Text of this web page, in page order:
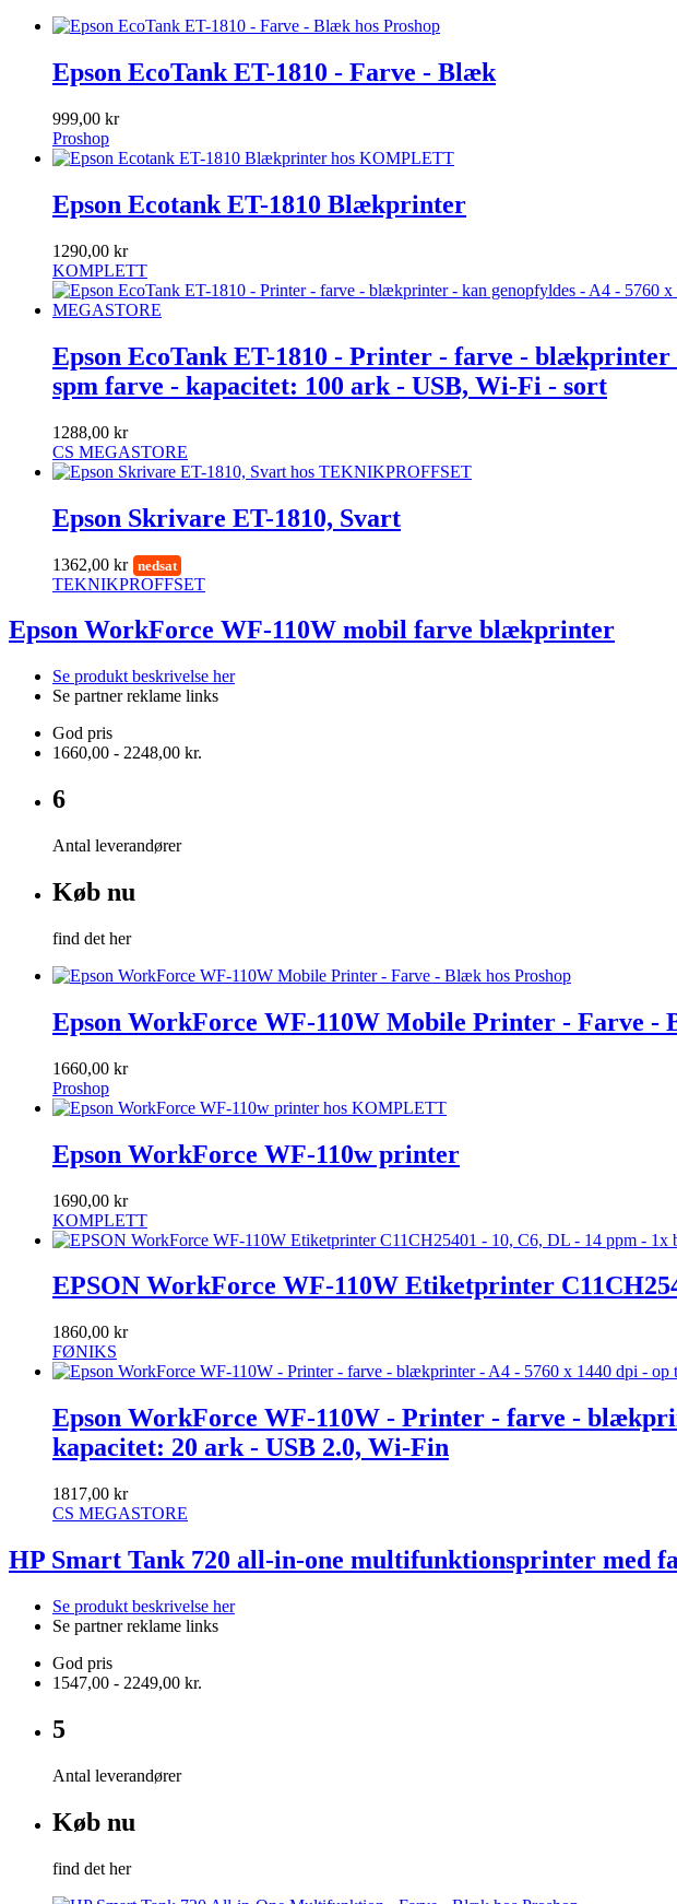
Epson EcoTank ET-1810 - Farve - Blæk
999,00 kr
Proshop
Epson Ecotank ET-1810 Blækprinter
1290,00 kr
KOMPLETT
Epson EcoTank ET-1810 - Printer - farve - blækprinter
spm farve - kapacitet: 100 ark - USB, Wi-Fi - sort
1288,00 kr
CS MEGASTORE
Epson Skrivare ET-1810, Svart
1362,00 kr nedsat
TEKNIKPROFFSET
Epson WorkForce WF-110W mobil farve blækprinter
Se produkt beskrivelse her
Se partner reklame links
God pris
1660,00 - 2248,00 kr.
6
Antal leverandører
Køb nu
find det her
Epson WorkForce WF-110W Mobile Printer - Farve -
1660,00 kr
Proshop
Epson WorkForce WF-110w printer
1690,00 kr
KOMPLETT
EPSON WorkForce WF-110W Etiketprinter
1860,00 kr
FØNIKS
Epson WorkForce WF-110W - Printer - farve -
kapacitet: 20 ark - USB 2.0, Wi-Fin
1817,00 kr
CS MEGASTORE
HP Smart Tank 720 all-in-one multifunktionsprinter med
Se produkt beskrivelse her
Se partner reklame links
God pris
1547,00 - 2249,00 kr.
5
Antal leverandører
Køb nu
find det her